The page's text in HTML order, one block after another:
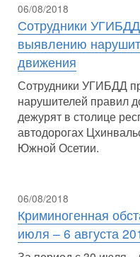
06/08/2018
Сотрудники
выявлению
движения
Сотрудники УГИБДД
нарушителей правил
дежурят в столице
автодорогах
Южной Осетии.
06/08/2018
Криминогенная
июля – 6 августа